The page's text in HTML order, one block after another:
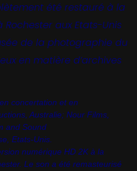
été restauré à la
aux Etats-Unis
de la photographie du
en matière d’archives
concertation et en
Australie; Nour Films,
and Sound
Etats-Unis.
numérique HD 2K à la
Le son a été remasteurisé